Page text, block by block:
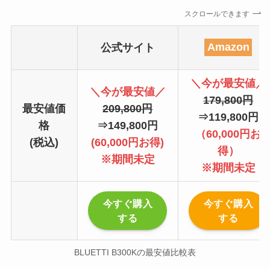
スクロールできます
公式サイト Amazon
最安値価
格
(税込)
＼今が最安値／
209,800円
⇒149,800円
(60,000円お得)
※期間未定
＼今が最安値／
179,800円
⇒119,800円
（60,000円お
得）
※期間未定
今すぐ購入
する
今すぐ購入
する
BLUETTI B300Kの最安値比較表